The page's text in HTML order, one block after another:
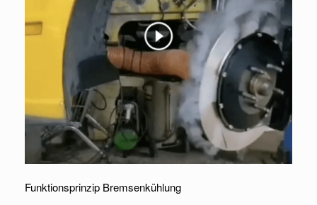
Funktionsprinzip Bremsenkühlung